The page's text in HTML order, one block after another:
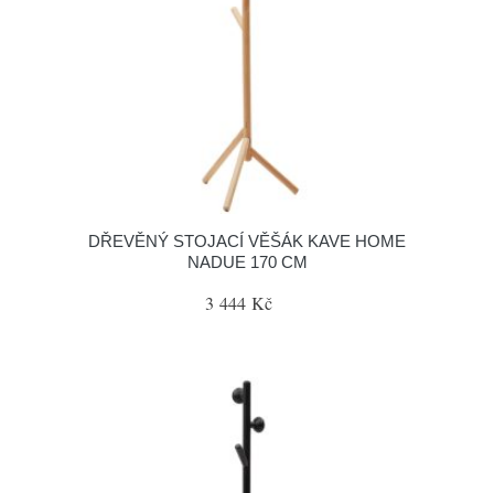
DŘEVĚNÝ STOJACÍ VĚŠÁK KAVE HOME
NADUE 170 CM
3 444 Kč